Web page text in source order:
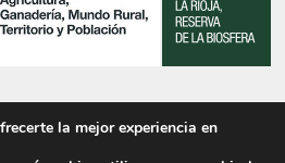
DE NAVAJÚN, S.L.
la mejor experiencia en